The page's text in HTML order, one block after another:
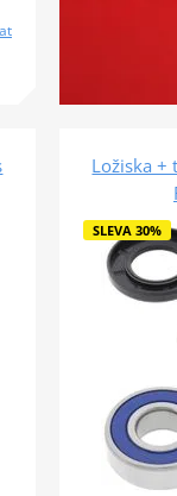
Ložiska +
SLEVA 30%